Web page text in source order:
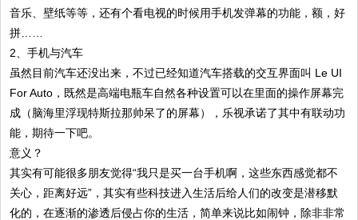
音乐、壁纸等等，还有个看电视的时候用手机发弹幕的功能，额，好
拼……
2、手机与汽车
虽然目前汽车还没出来，不过已经知道汽车搭载的交互界面叫 Le UI
For Auto，既然是高端电瓶车自然各种设置可以在里面的操作屏幕完
成（脑海里浮现特斯拉那帅呆了的屏幕），乐视承诺了其中有联动功
能，期待一下吧。
意义？
其实有可能很多朋友觉得“我只是买一台手机啊，这些东西感觉都不
关心，距离好远”，其实有些科技进入生活后给人们的改变是潜移默
化的，在逐渐的渗透后侵占你的生活，简单来说比如闹钟，除非非常